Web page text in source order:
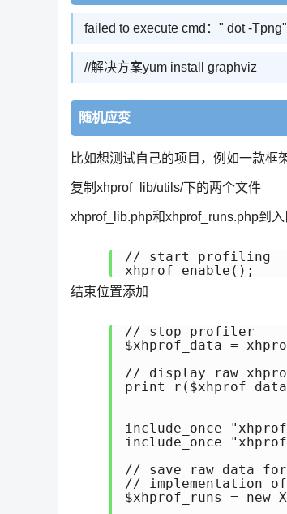
failed to execute cmd：" dot -
//解决方案yum install graphviz
随机应变
比如想测试自己的项目，例如一款框
复制xhprof_lib/utils/下的两个文件
xhprof_lib.php和xhprof_runs.php到
// start profiling
xhprof_enable();
结束位置添加
// stop profiler
$xhprof_data =
// display raw
include_once
include_once
// save raw data
// implementation of
$xhprof_runs = new